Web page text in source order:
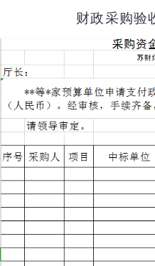
财政采购验